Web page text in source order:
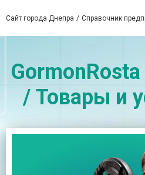
Сайт города Днепра Справочник
/ Товары и